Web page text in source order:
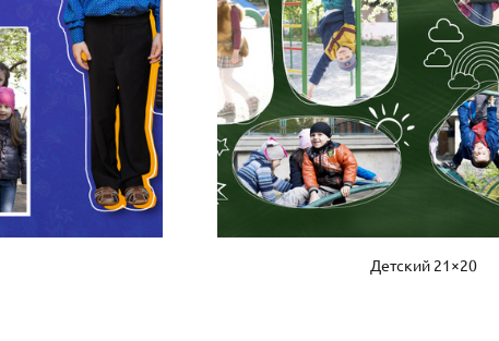
Детский 21×20